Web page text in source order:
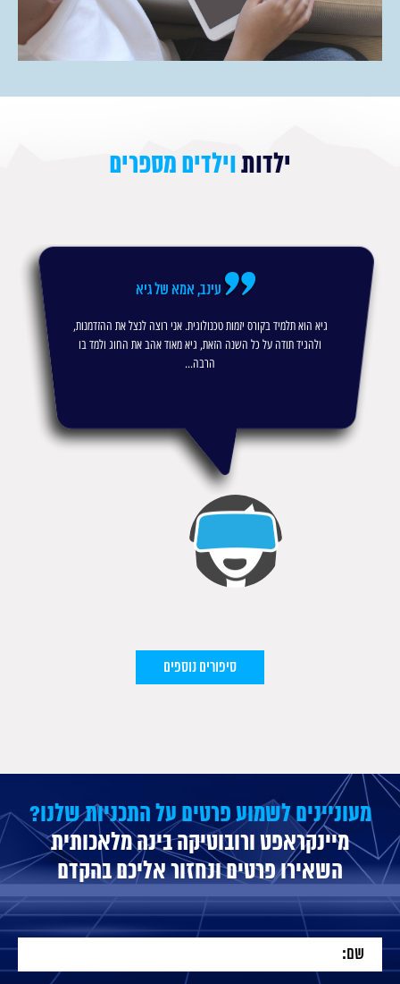
ילדותוילדים מספרים
עינב, אמא של גיא
גיא הוא תלמיד בקורס יזמות טכנולוגית. אני רוצה לנצל את ההזדמנות,
ולהגיד תודה על כל השנה הזאת, גיא מאוד אהב את החוג ולמד בו
הרבה...
סיפורים נוספים
מעוניינים לשמוע פרטים על התכניות שלנו?
מיינקראפט ורובוטיקה בינה מלאכותית
השאירו פרטים ונחזור אליכם בהקדם